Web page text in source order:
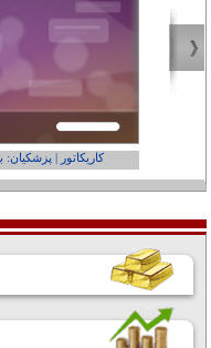
کاریکاتور |